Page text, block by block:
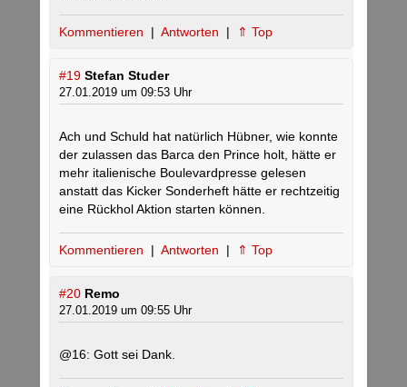
Kommentieren | Antworten | ⇑ Top
#19 Stefan Studer
27.01.2019 um 09:53 Uhr
Ach und Schuld hat natürlich Hübner, wie konnte
der zulassen das Barca den Prince holt, hätte er
mehr italienische Boulevardpresse gelesen
anstatt das Kicker Sonderheft hätte er rechtzeitig
eine Rückhol Aktion starten können.
Kommentieren | Antworten | ⇑ Top
#20 Remo
27.01.2019 um 09:55 Uhr
@16: Gott sei Dank.